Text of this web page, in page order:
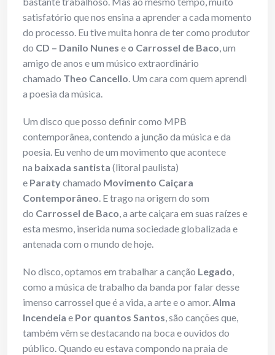
satisfatório que nos ensina a aprender a cada momento
do processo. Eu tive muita honra de ter como produtor
do CD – Danilo Nunes e o Carrossel de Baco, um
amigo de anos e um músico extraordinário
chamado Theo Cancello. Um cara com quem aprendi
a poesia da música.
Um disco que posso definir como MPB
contemporânea, contendo a junção da música e da
poesia. Eu venho de um movimento que acontece
na baixada santista (litoral paulista)
e Paratychamado Movimento Caiçara
Contemporâneo. E trago na origem do som
do Carrossel de Baco, a arte caiçara em suas raízes e
esta mesmo, inserida numa sociedade globalizada e
antenada com o mundo de hoje.
No disco, optamos em trabalhar a canção Legado,
como a música de trabalho da banda por falar desse
imenso carrossel que é a vida, a arte e o amor.Alma
Incendeia e Por quantos Santos, são canções que,
também vêm se destacando na boca e ouvidos do
público. Quando eu estava compondo na praia de